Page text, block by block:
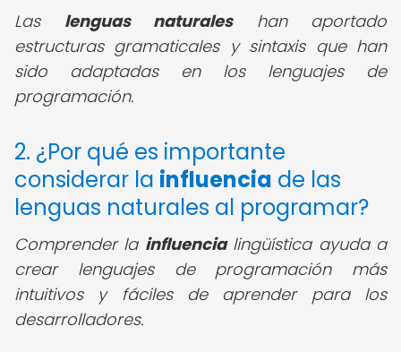
Las lenguas naturaleshan aportado
estructuras gramaticales y sintaxis que han
sido adaptadas en los lenguajes de
programación.
2. ¿Por qué es importante
considerar la influencia de las
lenguas naturales al programar?
Comprender la influencialingüística ayuda a
crear lenguajes de programación más
intuitivos y fáciles de aprender para los
desarrolladores.